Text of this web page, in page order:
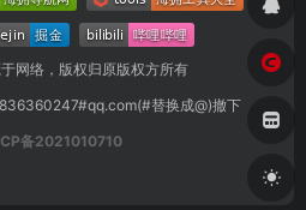
网络，版权归原版权方所有
替换成@)撤下
备2021010710